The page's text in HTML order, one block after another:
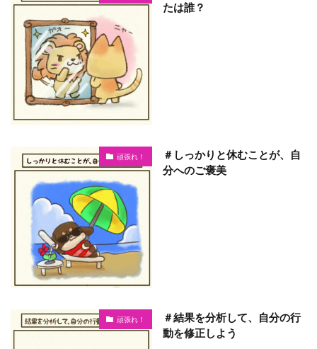
たは誰？
頑張れ！
＃しっかりと休むことが、自
分へのご褒美
頑張れ！
＃結果を分析して、自分の行
動を修正しよう